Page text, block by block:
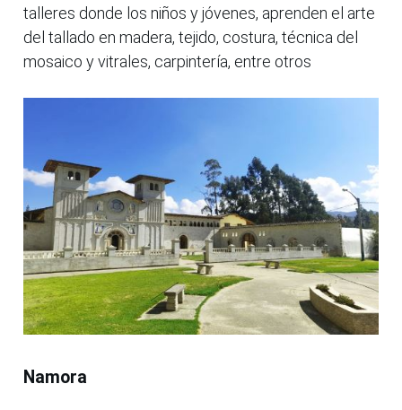
talleres donde los niños y jóvenes, aprenden el arte
del tallado en madera, tejido, costura, técnica del
mosaico y vitrales, carpintería, entre otros
Namora